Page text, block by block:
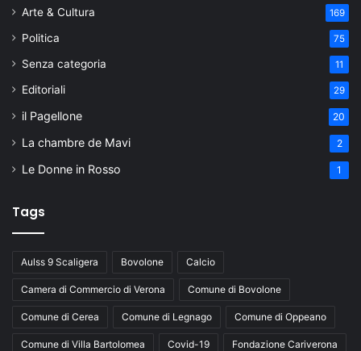
Arte & Cultura 169
Politica 75
Senza categoria 11
Editoriali 29
il Pagellone 20
La chambre de Mavi 2
Le Donne in Rosso 1
Tags
Aulss 9 Scaligera Bovolone Calcio
Camera di Commercio di Verona Comune di Bovolone
Comune di Cerea Comune di Legnago Comune di Oppeano
Comune di Villa Bartolomea Covid-19 Fondazione Cariverona